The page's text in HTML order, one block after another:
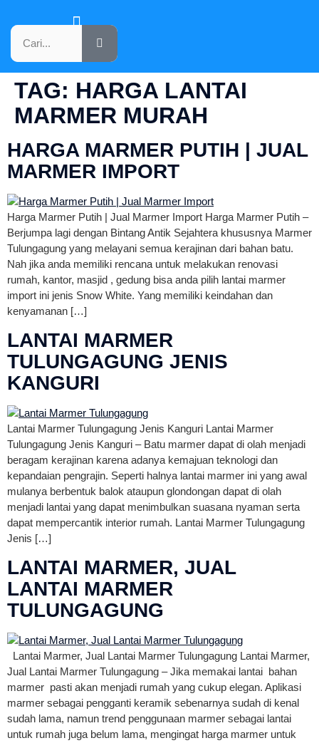
TAG: HARGA LANTAI
MARMER MURAH
HARGA MARMER PUTIH | JUAL
MARMER IMPORT
Harga Marmer Putih | Jual Marmer Import Harga Marmer Putih –
Berjumpa lagi dengan Bintang Antik Sejahtera khususnya Marmer
Tulungagung yang melayani semua kerajinan dari bahan batu.
Nah jika anda memiliki rencana untuk melakukan renovasi
rumah, kantor, masjid , gedung bisa anda pilih lantai marmer
import ini jenis Snow White. Yang memiliki keindahan dan
kenyamanan […]
LANTAI MARMER
TULUNGAGUNG JENIS
KANGURI
Lantai Marmer Tulungagung Jenis Kanguri Lantai Marmer
Tulungagung Jenis Kanguri – Batu marmer dapat di olah menjadi
beragam kerajinan karena adanya kemajuan teknologi dan
kepandaian pengrajin. Seperti halnya lantai marmer ini yang awal
mulanya berbentuk balok ataupun glondongan dapat di olah
menjadi lantai yang dapat menimbulkan suasana nyaman serta
dapat mempercantik interior rumah. Lantai Marmer Tulungagung
Jenis […]
LANTAI MARMER, JUAL
LANTAI MARMER
TULUNGAGUNG
Lantai Marmer, Jual Lantai Marmer Tulungagung Lantai Marmer,
Jual Lantai Marmer Tulungagung – Jika memakai lantai bahan
marmer pasti akan menjadi rumah yang cukup elegan. Aplikasi
marmer sebagai pengganti keramik sebenarnya sudah di kenal
sudah lama, namun trend penggunaan marmer sebagai lantai
untuk rumah juga belum lama, mengingat harga marmer untuk